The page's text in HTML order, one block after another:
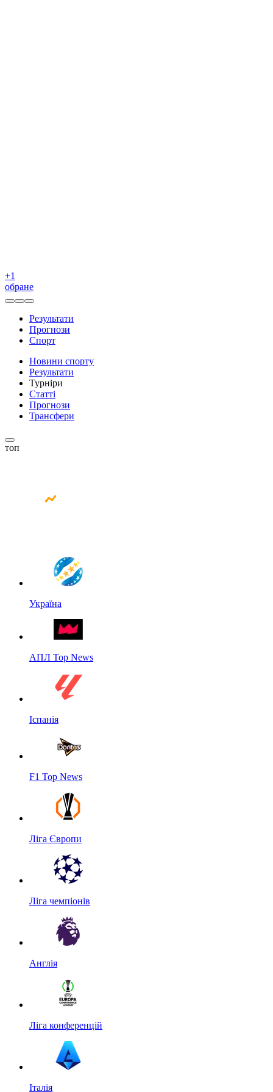
+1
обране
Результати
Прогнози
Спорт
Новини спорту
Результати
Турніри
Статті
Прогнози
Трансфери
топ
Україна
АПЛ Top News
Іспанія
F1 Top News
Ліга Європи
Ліга чемпіонів
Англія
Ліга конференцій
Італія